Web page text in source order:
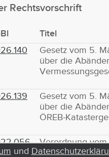
Rechtsvorschrift
Titel
Gesetz vom 5.
über die
Gesetz vom 5.
über die
ÖREB-
Verordnung vom
2022 über die
und